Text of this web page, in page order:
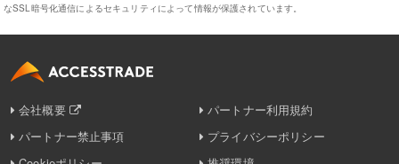
なSSL暗号化通信によるセキュリティによって情報が保護されています。
会社概要
パートナー利用規約
パートナー禁止事項
プライバシーポリシー